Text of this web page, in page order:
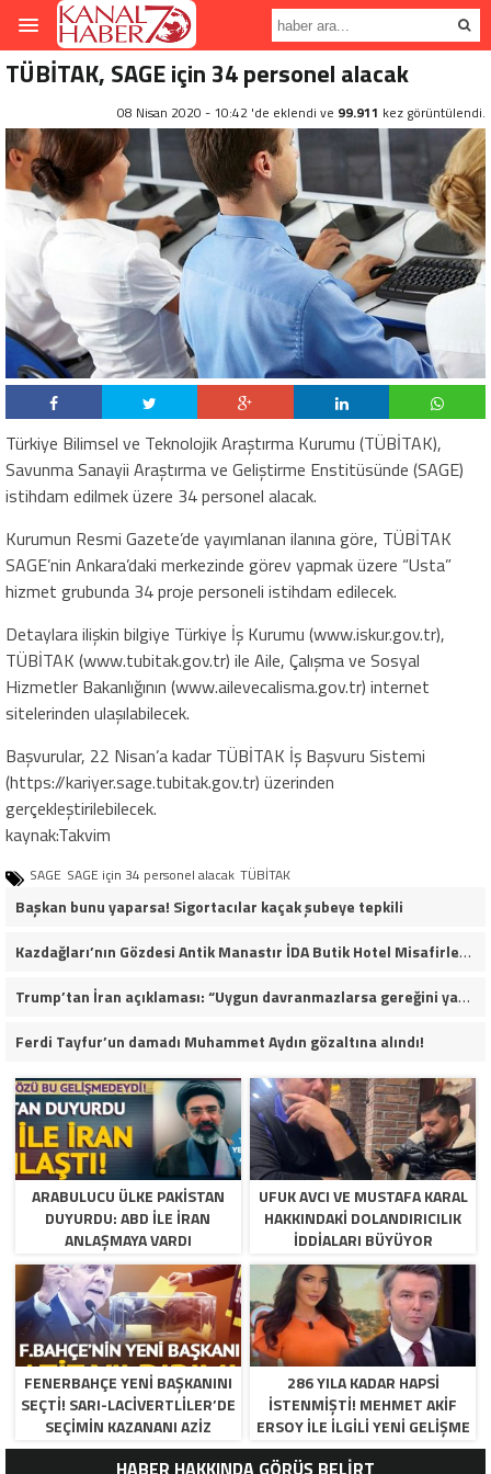
TÜBİTAK, SAGE için 34 personel alacak
08 Nisan 2020 - 10:42 'de eklendi ve 99.911 kez görüntülendi.
Türkiye Bilimsel ve Teknolojik Araştırma Kurumu (TÜBİTAK),
Savunma Sanayii Araştırma ve Geliştirme Enstitüsünde (SAGE)
istihdam edilmek üzere 34 personel alacak.
Kurumun Resmi Gazete’de yayımlanan ilanına göre, TÜBİTAK
SAGE’nin Ankara’daki merkezinde görev yapmak üzere “Usta”
hizmet grubunda 34 proje personeli istihdam edilecek.
Detaylara ilişkin bilgiye Türkiye İş Kurumu (www.iskur.gov.tr),
TÜBİTAK (www.tubitak.gov.tr) ile Aile, Çalışma ve Sosyal
Hizmetler Bakanlığının (www.ailevecalisma.gov.tr) internet
sitelerinden ulaşılabilecek.
Başvurular, 22 Nisan’a kadar TÜBİTAK İş Başvuru Sistemi
(https://kariyer.sage.tubitak.gov.tr) üzerinden
gerçekleştirilebilecek.
kaynak:Takvim
SAGE SAGE için 34 personel alacak TÜBİTAK
Başkan bunu yaparsa! Sigortacılar kaçak şubeye tepkili
Kazdağları’nın Gözdesi Antik Manastır İDA Butik Hotel Misafirlerinden Tam Not Alıyor
Trump’tan İran açıklaması: “Uygun davranmazlarsa gereğini yaparım”
Ferdi Tayfur’un damadı Muhammet Aydın gözaltına alındı!
ARABULUCU ÜLKE PAKISTAN
DUYURDU: ABD ILE İRAN
ANLAŞMAYA VARDI
UFUK AVCI VE MUSTAFA KARAL
HAKKINDAKI DOLANDIRICILIK
İDDIALARI BÜYÜYOR
FENERBAHÇE YENI BAŞKANINI
SEÇTI! SARI-LACIVERTLILER’DE
SEÇIMIN KAZANANI AZIZ
YILDIRIM OLDU
286 YILA KADAR HAPSI
ISTENMIŞTI! MEHMET AKIF
ERSOY ILE ILGILI YENI GELIŞME